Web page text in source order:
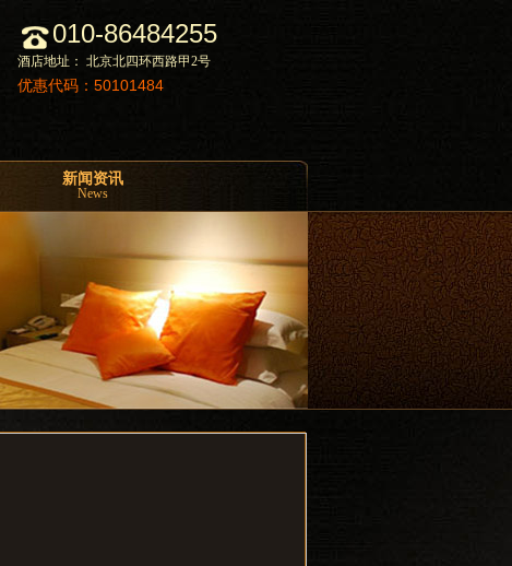
010-86484255
酒店地址： 北京北四环西路甲2号
优惠代码：50101484
新闻资讯
News